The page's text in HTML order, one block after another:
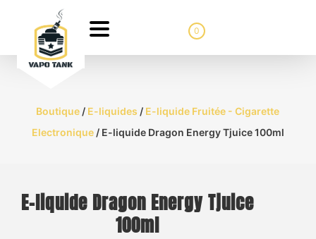
0
Boutique / E-liquides / E-liquide Fruitée - Cigarette
Electronique/ E-liquide Dragon Energy Tjuice 100ml
E-liquide Dragon Energy Tjuice
100ml